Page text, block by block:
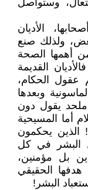
وستواصل
الأديان
ولذلك صنع
من أهمها الصحة
القديمة
عقول الحكام،
وبعدها
يقول دون
أما المسيحية
الذين يحكمون
البشر في كل
بل مؤمنين،
هدفها الحقيقي
البشر!